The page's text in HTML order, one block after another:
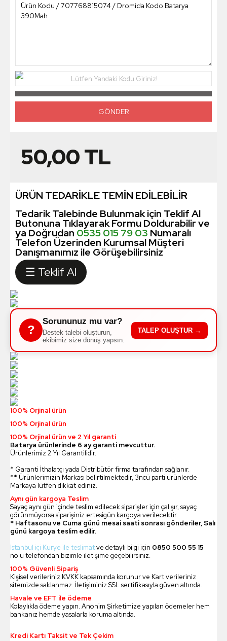
Lütfen Yandaki Kodu Giriniz!
50,00TL
ÜRÜN TEDARİKLE TEMİN EDİLEBİLİR
Tedarik Talebinde Bulunmak için Teklif Al
Butonuna Tıklayarak Formu Doldurabilir ve
ya Doğrudan 0535 015 79 03 Numaralı
Telefon Üzerinden Kurumsal Müşteri
Danışmanımız ile Görüşebilirsiniz
☰ Teklif Al
?
Sorununuz mu var?
Destek talebi oluşturun,
ekibimiz size dönüş yapsın.
TALEP OLUŞTUR →
100% Orjinal ürün
100% Orjinal ürün
100% Orjinal ürün ve 2 Yıl garanti
Batarya ürünlerinde 6 ay garanti mevcuttur.
Ürünlerimiz 2 Yıl Garantilidir.
* Garanti İthalatçı yada Distribütör firma tarafından sağlanır.
** Ürünlerimizin Markası belirtilmektedir, 3ncü parti ürünlerde
Markaya lütfen dikkat ediniz.
Aynı gün kargoya Teslim
Sayaç aynı gün içinde teslim edilecek siparişler için çalışır, sayaç
görünmüyorsa siparişiniz ertesigün kargoya verilecektir.
* Haftasonu ve Cuma günü mesai saati sonrası gönderiler, Salı
günü kargoya teslim edilir.
İstanbul içi Kurye ile teslimatve detaylı bilgi için 0850 500 55 15
nolu telefondan bizimle iletişime geçebilirsiniz.
100% Güvenli Sipariş
Kişisel verileriniz KVKK kapsamında korunur ve Kart verileriniz
sitemizde saklanmaz. İletişiminiz SSL sertifikasıyla güven altında.
Havale ve EFT ile ödeme
Kolaylıkla ödeme yapın. Anonim Şirketimize yapılan ödemeler hem
bankanız hemde yasalarla koruma altında.
Kredi Kartı Taksit ve Tek Çekim